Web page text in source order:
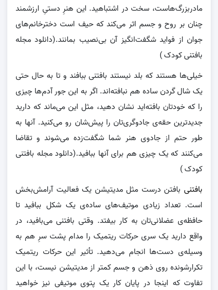
مادربزرگ‌هاست، سخت در اشتباهید. این هنرِ دستیِ ارزشمند
چنان بر روح و جسم اثر می‌کند که حیف است دخترخانم‌های
جوان از فواید شگفت‌انگیز آن بی‌نصیب بمانند.(دانلود مجله
بافتنی کودک )
خیلی‌ها هستند که بلد نیستند بافتنی ببافند و تا به حال حتی
یک شال گردن ساده هم نبافته‌اند. اگر به این جور آدم‌ها چیزی
را که خودتان بافته‌اید نشان دهید، مثل این می‌ماند که دارید
جدیدترین حقه‌ی جادوگری‌تان را پیش‌شان رو می‌کنید. آنها به
طور حتم از جادوی هنر شما شگفت‌زده می‌شوند و تقاضا
می‌کنند که یک چیزی هم برای آنها ببافید.(دانلود مجله بافتنی
کودک )
بافتنی بافتن درست مثل مدیتیشن یک فعالیت آرامش‌بخش
است. تعداد زیادی موتیف‌های ساده‌ی یک‌ شکل ببافید تا
حافظه‌ی عضلانی‌تان به کار بیفتد. وقتی بافتنی می‌بافید، در
واقع دارید یک سری حرکات ریتمیک را مدام پشت سرِ هم به
وسیله‌ی دست‌ها انجام می‌دهید. تأثیر این حرکات ریتمیک
تکرارشونده روی ذهن و جسم کمتر از مدیتیشن نیست، با این
تفاوت که اینجا در پایان کار یک پتوی موتیفی نیز خواهید